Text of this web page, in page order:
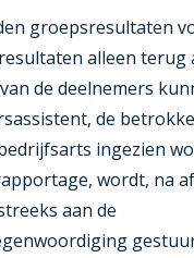
groepsresultaten
alleen terug
de deelnemers
de
ingezien
wordt, na
aan de